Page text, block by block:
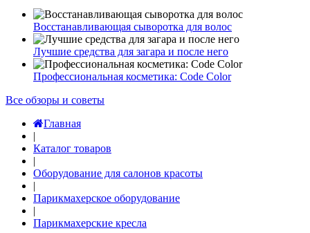
Восстанавливающая сыворотка для волос
Лучшие средства для загара и после него
Профессиональная косметика: Code Color
Все обзоры и советы
Главная
|
Каталог товаров
|
Оборудование для салонов красоты
|
Парикмахерское оборудование
|
Парикмахерские кресла